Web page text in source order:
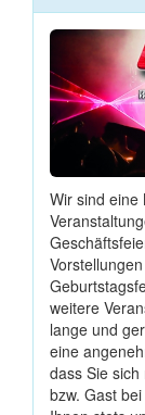
Wir sind eine
weitere
lange und
eine
dass Sie
bzw. Gast